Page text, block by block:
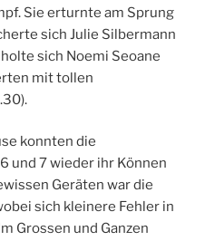
Sie erturnte am Sprung
sich Julie Silbermann
sich Noemi Seoane
mit tollen
konnten die
und 7 wieder ihr Können
Geräten war die
sich kleinere Fehler in
Grossen und Ganzen